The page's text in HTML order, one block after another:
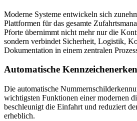
Moderne Systeme entwickeln sich
Plattformen für das gesamte
Pforte übernimmt nicht mehr nur die
sondern verbindet Sicherheit, Logistik,
Dokumentation in einem zentralen
Automatische
Die automatische
wichtigsten Funktionen einer modernen
beschleunigt die Einfahrt und reduziert
erheblich.